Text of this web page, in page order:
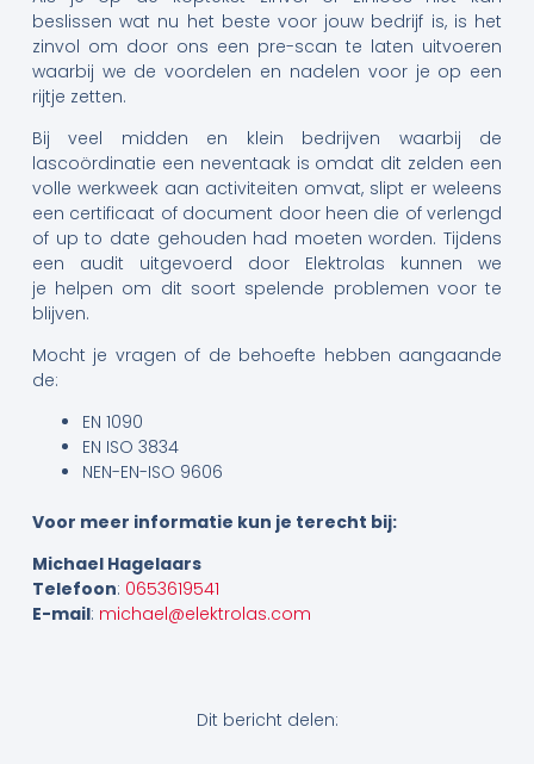
beslissen wat nu het beste voor jouw bedrijf is, is het
zinvol om door ons een pre-scan te laten uitvoeren
waarbij we de voordelen en nadelen voor je op een
rijtje zetten.
Bij veel midden en klein bedrijven waarbij de
lascoördinatie een neventaak is omdat dit zelden een
volle werkweek aan activiteiten omvat, slipt er weleens
een certificaat of document door heen die of verlengd
of up to date gehouden had moeten worden. Tijdens
een audit uitgevoerd door Elektrolas kunnen we
je helpen om dit soort spelende problemen voor te
blijven.
Mocht je vragen of de behoefte hebben aangaande
de:
EN 1090
EN ISO 3834
NEN-EN-ISO 9606
Voor meer informatie kun je terecht bij:
Michael Hagelaars
Telefoon: 0653619541
E-mail: michael@elektrolas.com
Dit bericht delen: